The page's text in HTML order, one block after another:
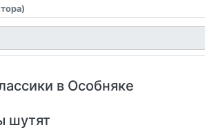
в Особняке
шутят